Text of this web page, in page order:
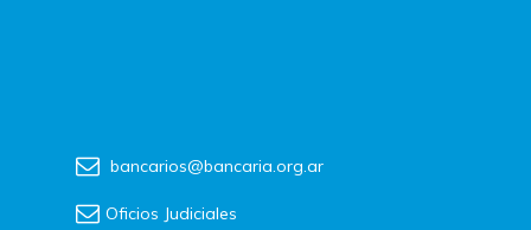
bancarios@bancaria.org.ar
Oficios Judiciales